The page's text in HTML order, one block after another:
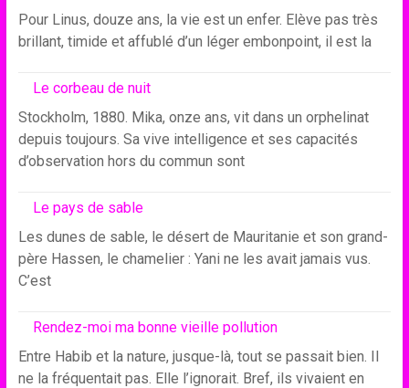
Pour Linus, douze ans, la vie est un enfer. Elève pas très
brillant, timide et affublé d’un léger embonpoint, il est la
Le corbeau de nuit
Stockholm, 1880. Mika, onze ans, vit dans un orphelinat
depuis toujours. Sa vive intelligence et ses capacités
d’observation hors du commun sont
Le pays de sable
Les dunes de sable, le désert de Mauritanie et son grand-
père Hassen, le chamelier : Yani ne les avait jamais vus.
C’est
Rendez-moi ma bonne vieille pollution
Entre Habib et la nature, jusque-là, tout se passait bien. Il
ne la fréquentait pas. Elle l’ignorait. Bref, ils vivaient en